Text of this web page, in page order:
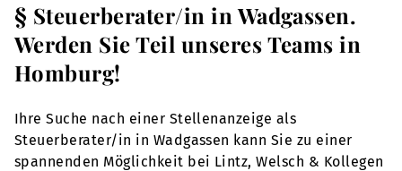
§ Steuerberater/in in Wadgassen.
Werden Sie Teil unseres Teams in
Homburg!
Ihre Suche nach einer Stellenanzeige als
Steuerberater/in in Wadgassen kann Sie zu einer
spannenden Möglichkeit bei Lintz, Welsch & Kollegen